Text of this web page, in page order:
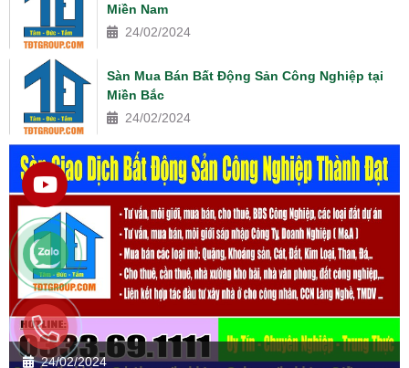
Miền Nam
24/02/2024
Sàn Mua Bán Bất Động Sản Công Nghiệp tại
Miền Bắc
24/02/2024
24/02/2024